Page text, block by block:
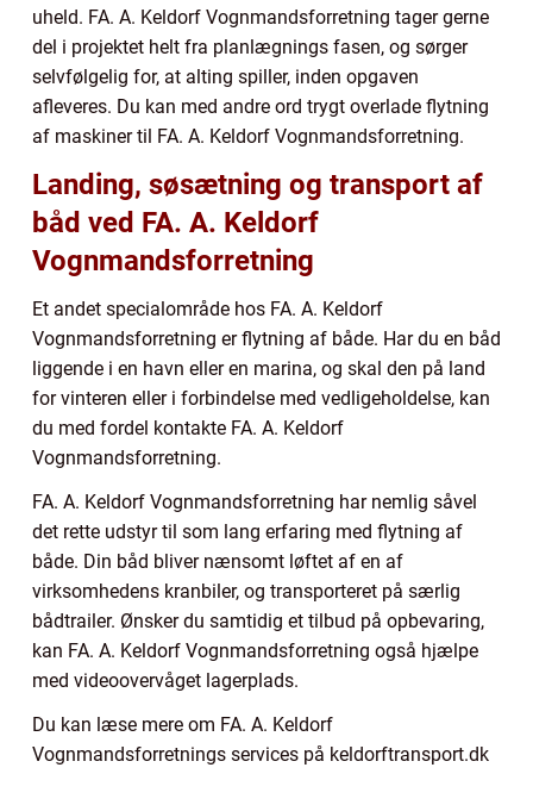
uheld. FA. A. Keldorf Vognmandsforretning tager gerne
del i projektet helt fra planlægnings fasen, og sørger
selvfølgelig for, at alting spiller, inden opgaven
afleveres. Du kan med andre ord trygt overlade flytning
af maskiner til FA. A. Keldorf Vognmandsforretning.
Landing, søsætning og transport af
båd ved FA. A. Keldorf
Vognmandsforretning
Et andet specialområde hos FA. A. Keldorf
Vognmandsforretning er flytning af både. Har du en båd
liggende i en havn eller en marina, og skal den på land
for vinteren eller i forbindelse med vedligeholdelse, kan
du med fordel kontakte FA. A. Keldorf
Vognmandsforretning.
FA. A. Keldorf Vognmandsforretning har nemlig såvel
det rette udstyr til som lang erfaring med flytning af
både. Din båd bliver nænsomt løftet af en af
virksomhedens kranbiler, og transporteret på særlig
bådtrailer. Ønsker du samtidig et tilbud på opbevaring,
kan FA. A. Keldorf Vognmandsforretning også hjælpe
med videoovervåget lagerplads.
Du kan læse mere om FA. A. Keldorf
Vognmandsforretnings services på keldorftransport.dk